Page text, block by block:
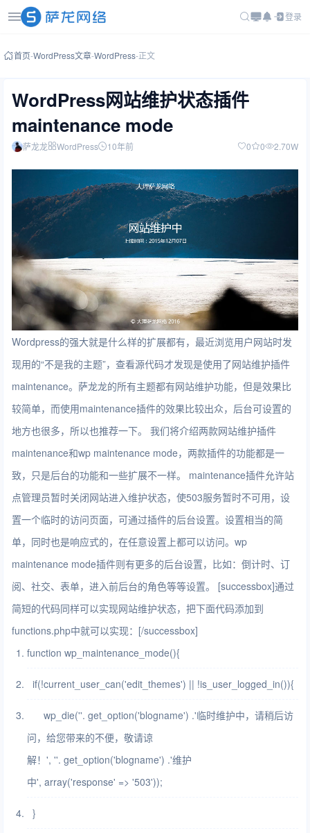
登录
首页-WordPress文章-WordPress-正文
WordPress网站维护状态插件
maintenance mode
萨龙龙 WordPress 10年前 0 0 2.70W
Wordpress的强大就是什么样的扩展都有，最近浏览用户网站时发
现用的“不是我的主题”，查看源代码才发现是使用了网站维护插件
maintenance。萨龙龙的所有主题都有网站维护功能，但是效果比
较简单，而使用maintenance插件的效果比较出众，后台可设置的
地方也很多，所以也推荐一下。 我们将介绍两款网站维护插件
maintenance和wp maintenance mode，两款插件的功能都是一
致，只是后台的功能和一些扩展不一样。 maintenance插件允许站
点管理员暂时关闭网站进入维护状态，使503服务暂时不可用，设
置一个临时的访问页面，可通过插件的后台设置。设置相当的简
单，同时也是响应式的，在任意设置上都可以访问。wp
maintenance mode插件则有更多的后台设置，比如：倒计时、订
阅、社交、表单，进入前后台的角色等等设置。 [successbox]通过
简短的代码同样可以实现网站维护状态，把下面代码添加到
functions.php中就可以实现：[/successbox]
function wp_maintenance_mode(){
if(!current_user_can('edit_themes') || !is_user_logged_in()){
wp_die(''. get_option('blogname') .'临时维护中，请稍后访
问，给您带来的不便，敬请谅
解！',''. get_option('blogname') .'维护
中',array('response' => '503'));
}